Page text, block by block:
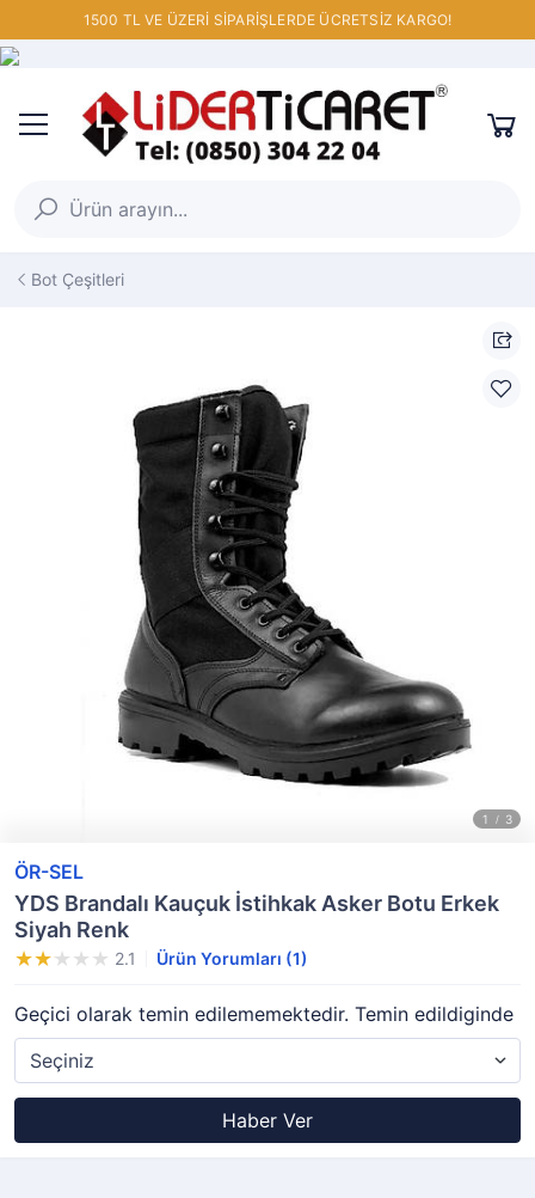
1500 TL VE ÜZERİ SİPARİŞLERDE ÜCRETSİZ KARGO!
Bot Çeşitleri
ÖR-SEL
YDS Brandalı Kauçuk İstihkak Asker Botu Erkek
Siyah Renk
2.1 Ürün Yorumları (1)
Geçici olarak temin edilememektedir. Temin edildiginde
Haber Ver